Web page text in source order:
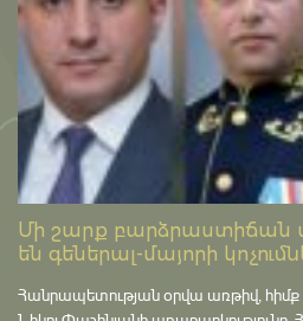
Մի շարք բարձրաստիճան
են գեներալ-մայորի
Հանրապետության օրվա առթիվ, հիմք